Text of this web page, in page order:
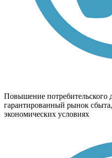
Повышение потребительского
гарантированный рынок
экономических условиях